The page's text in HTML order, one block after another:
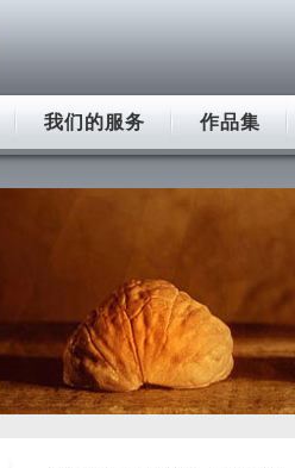
我们的服务 作品集